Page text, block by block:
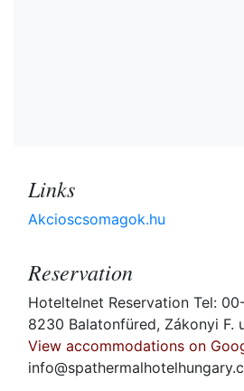
Links
Akcioscsomagok.hu
Reservation
Hoteltelnet Reservation Tel:
8230 Balatonfüred, Zákonyi F.
View accommodations on